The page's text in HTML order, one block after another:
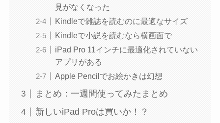
見がなくなった
Kindleで雑誌を読むのに最適なサイズ
Kindleで小説を読むなら横画面で
iPad Pro 11インチに最適化されていない
アプリがある
Apple Pencilでお絵かきは幻想
まとめ：一週間使ってみたまとめ
新しいiPad Proは買いか！？